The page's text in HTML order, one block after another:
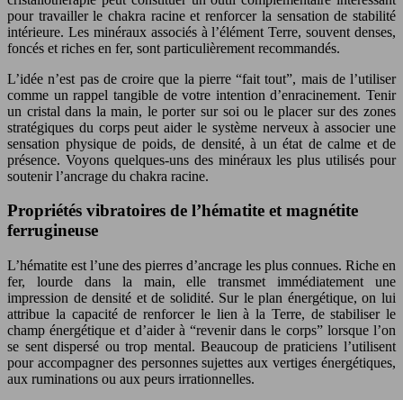
pour travailler le chakra racine et renforcer la sensation de stabilité
intérieure. Les minéraux associés à l’élément Terre, souvent denses,
foncés et riches en fer, sont particulièrement recommandés.
L’idée n’est pas de croire que la pierre “fait tout”, mais de l’utiliser
comme un rappel tangible de votre intention d’enracinement. Tenir
un cristal dans la main, le porter sur soi ou le placer sur des zones
stratégiques du corps peut aider le système nerveux à associer une
sensation physique de poids, de densité, à un état de calme et de
présence. Voyons quelques-uns des minéraux les plus utilisés pour
soutenir l’ancrage du chakra racine.
Propriétés vibratoires de l’hématite et magnétite
ferrugineuse
L’hématite est l’une des pierres d’ancrage les plus connues. Riche en
fer, lourde dans la main, elle transmet immédiatement une
impression de densité et de solidité. Sur le plan énergétique, on lui
attribue la capacité de renforcer le lien à la Terre, de stabiliser le
champ énergétique et d’aider à “revenir dans le corps” lorsque l’on
se sent dispersé ou trop mental. Beaucoup de praticiens l’utilisent
pour accompagner des personnes sujettes aux vertiges énergétiques,
aux ruminations ou aux peurs irrationnelles.